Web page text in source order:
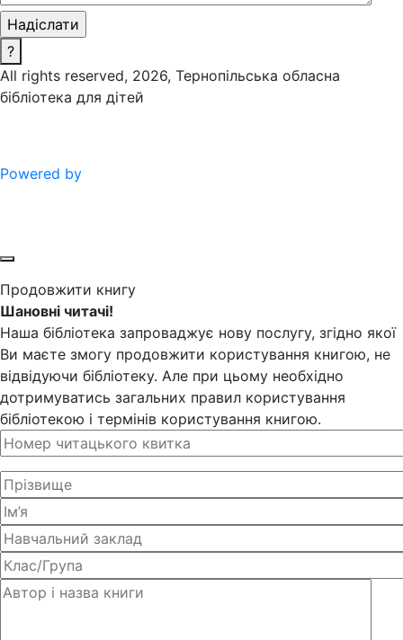
?
All rights reserved, 2026, Тернопільська обласна
бібліотека для дітей
Powered by
Продовжити книгу
Шановні читачі!
Наша бібліотека запроваджує нову послугу, згідно якої
Ви маєте змогу продовжити користування книгою, не
відвідуючи бібліотеку. Але при цьому необхідно
дотримуватись загальних правил користування
бібліотекою і термінів користування книгою.